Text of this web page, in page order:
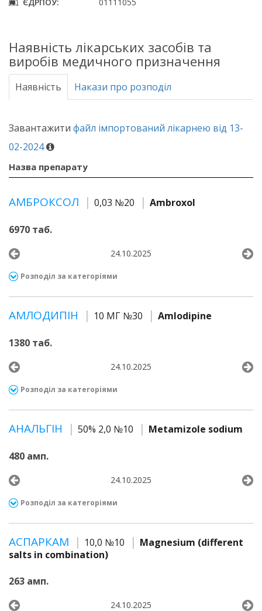
Наявність лікарських засобів та
виробів медичного призначення
Наявність Накази про розподіл
Завантажити файл імпортований лікарнею від 13-
02-2024
Назва препарату
АМБРОКСОЛ 0,03 №20 Ambroxol
6970 таб.
24.10.2025
Розподіл за категоріями
АМЛОДИПІН 10 МГ №30 Amlodipine
1380 таб.
24.10.2025
Розподіл за категоріями
АНАЛЬГІН 50% 2,0 №10 Metamizole sodium
480 амп.
24.10.2025
Розподіл за категоріями
АСПАРКАМ 10,0 №10
Magnesium (different
salts in combination)
263 амп.
24.10.2025